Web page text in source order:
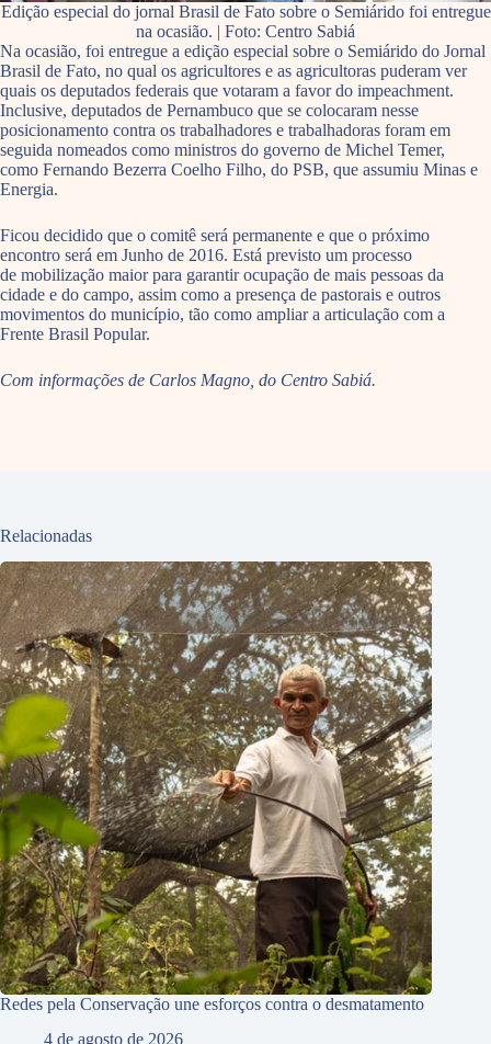
Edição especial do jornal Brasil de Fato sobre o Semiárido foi entregue
na ocasião. | Foto: Centro Sabiá
Na ocasião, foi entregue a edição especial sobre o Semiárido do Jornal
Brasil de Fato, no qual os agricultores e as agricultoras puderam ver
quais os deputados federais que votaram a favor do impeachment.
Inclusive, deputados de Pernambuco que se colocaram nesse
posicionamento contra os trabalhadores e trabalhadoras foram em
seguida nomeados como ministros do governo de Michel Temer,
como Fernando Bezerra Coelho Filho, do PSB, que assumiu Minas e
Energia.
Ficou decidido que o comitê será permanente e que o próximo
encontro será em Junho de 2016. Está previsto um processo
de mobilização maior para garantir ocupação de mais pessoas da
cidade e do campo, assim como a presença de pastorais e outros
movimentos do município, tão como ampliar a articulação com a
Frente Brasil Popular.
Com informações de Carlos Magno, do Centro Sabiá.
Relacionadas
Redes pela Conservação une esforços contra o desmatamento
4 de agosto de 2026